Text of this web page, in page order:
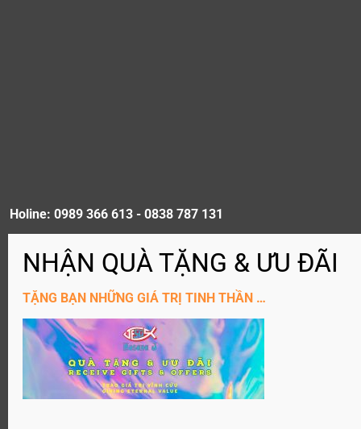
Holine: 0989 366 613 - 0838 787 131
ĐĂNG KÝ KÊNH YouTube
TẶNG BẠN NHỮNG GIÁ TRỊ TINH THẦN …